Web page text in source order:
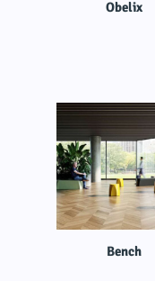
Obelix
Bench